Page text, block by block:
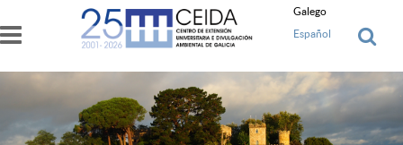
Ir o contido principal
Galego
Español